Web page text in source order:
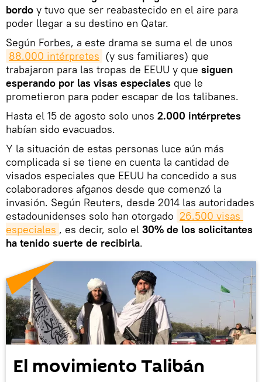
bordo y tuvo que ser reabastecido en el aire para
poder llegar a su destino en Qatar.
Según Forbes, a este drama se suma el de unos
88.000 intérpretes (y sus familiares) que
trabajaron para las tropas de EEUU y que siguen
esperando por las visas especiales que le
prometieron para poder escapar de los talibanes.
Hasta el 15 de agosto solo unos 2.000 intérpretes
habían sido evacuados.
Y la situación de estas personas luce aún más
complicada si se tiene en cuenta la cantidad de
visados especiales que EEUU ha concedido a sus
colaboradores afganos desde que comenzó la
invasión. Según Reuters, desde 2014 las autoridades
estadounidenses solo han otorgado 26.500 visas
especiales , es decir, solo el 30% de los solicitantes
ha tenido suerte de recibirla.
El movimiento Talibán